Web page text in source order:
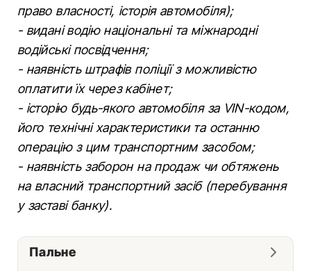
право власності, історія автомобіля);
- видані водію національні та міжнародні
водійські посвідчення;
- наявність штрафів поліції з можливістю
оплатити їх через кабінет;
- історію будь-якого автомобіля за VIN-кодом,
його технічні характеристики та останню
операцію з цим транспортним засобом;
- наявність заборон на продаж чи обтяжень
на власний транспортний засіб (перебування
у заставі банку).
Пальне